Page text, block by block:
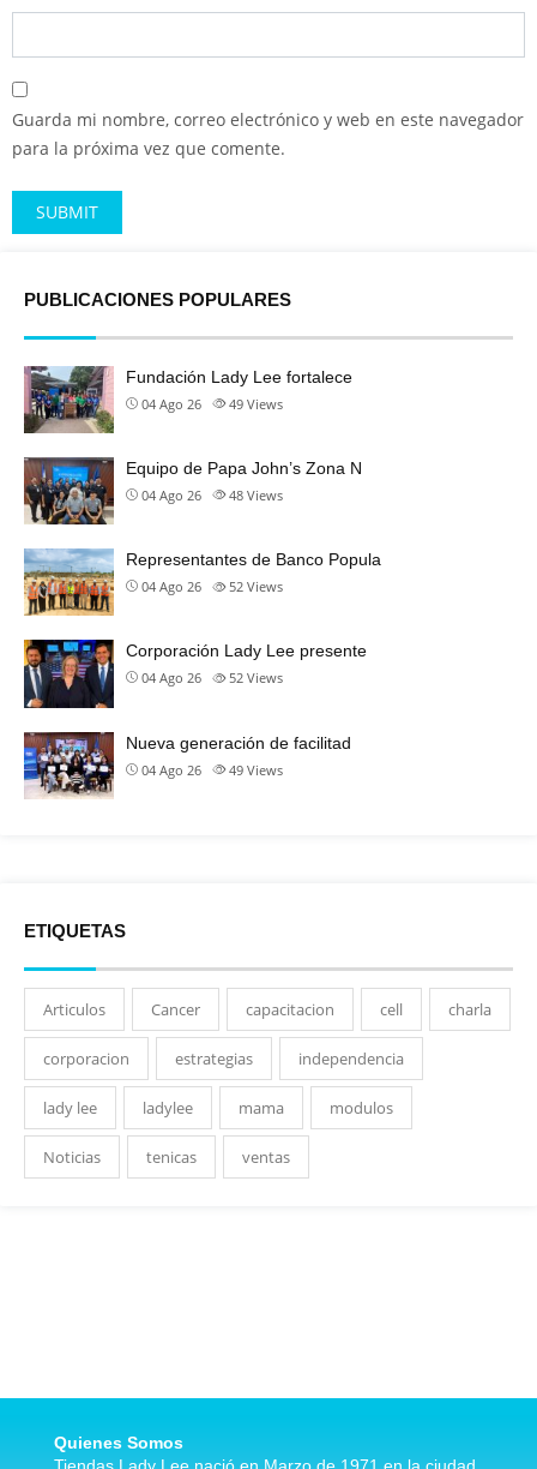
Guarda mi nombre, correo electrónico y web en este navegador
para la próxima vez que comente.
PUBLICACIONES POPULARES
Fundación Lady Lee fortalece
04 Ago 26 49 Views
Equipo de Papa John’s Zona N
04 Ago 26 48 Views
Representantes de Banco Popula
04 Ago 26 52 Views
Corporación Lady Lee presente
04 Ago 26 52 Views
Nueva generación de facilitad
04 Ago 26 49 Views
ETIQUETAS
Articulos Cancer capacitacion cell charla
corporacion estrategias independencia
lady lee ladylee mama modulos
Noticias tenicas ventas
Quienes Somos